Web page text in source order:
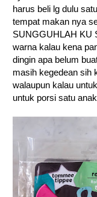
harus beli lg dulu
tempat makan nya
SUNGGUHLAH KU
warna kalau kena
dingin apa belum
masih kegedean sih
walaupun kalau
untuk porsi satu